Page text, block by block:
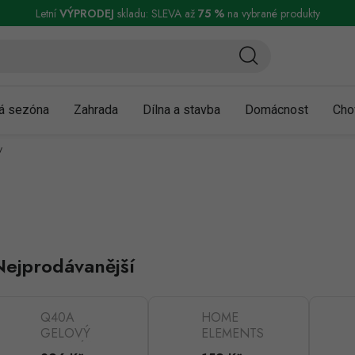
a reklamace Podmínky ochrany osobních údajů Obchodní
LetníVÝPRODEJ skladu: SLEVA až 75 %na vybrané produkty
sezóna Zahrada Dílna a stavba Domácnost
Q40A
GELOVÝ
POLŠTÁŘ
HOME
ELEMENTS
Podsedák